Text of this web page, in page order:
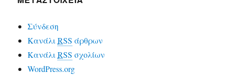
Σύνδεση
ΚανάλιRSS άρθρων
ΚανάλιRSS σχολίων
WordPress.org